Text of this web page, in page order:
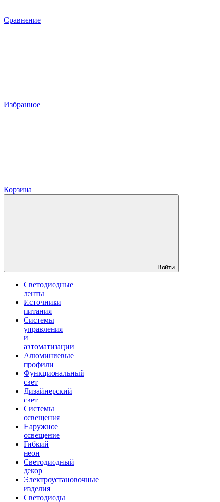
Сравнение
Избранное
Корзина
Войти
Светодиодные
ленты
Источники
питания
Системы
управления
и
автоматизации
Алюминиевые
профили
Функциональный
свет
Дизайнерский
свет
Системы
освещения
Наружное
освещение
Гибкий
неон
Светодиодный
декор
Электроустановочные
изделия
Светодиоды